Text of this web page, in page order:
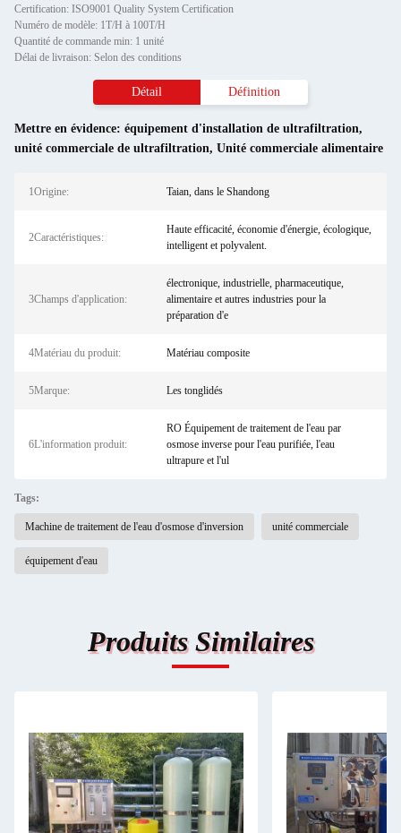
Certification: ISO9001 Quality System Certification
Numéro de modèle: 1T/H à 100T/H
Quantité de commande min: 1 unité
Délai de livraison: Selon des conditions
Détail Définition
Mettre en évidence: équipement d'installation de ultrafiltration,
unité commerciale de ultrafiltration, Unité commerciale alimentaire
1Origine: Taian, dans le Shandong
2Caractéristiques:
Haute efficacité, économie d'énergie, écologique,
intelligent et polyvalent.
3Champs d'application:
électronique, industrielle, pharmaceutique,
alimentaire et autres industries pour la
préparation d'e
4Matériau du produit: Matériau composite
5Marque: Les tonglidés
6L'information produit:
RO Équipement de traitement de l'eau par
osmose inverse pour l'eau purifiée, l'eau
ultrapure et l'ul
Tags:
Machine de traitement de l'eau d'osmose d'inversion unité commerciale
équipement d'eau
Produits Similaires